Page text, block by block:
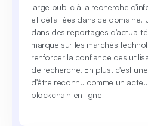
large public à la recherche
et détaillées dans ce domaine.
dans des reportages
marque sur les marchés
renforcer la confiance des
de recherche. En plus, c'est
d'être reconnu comme un
blockchain en ligne